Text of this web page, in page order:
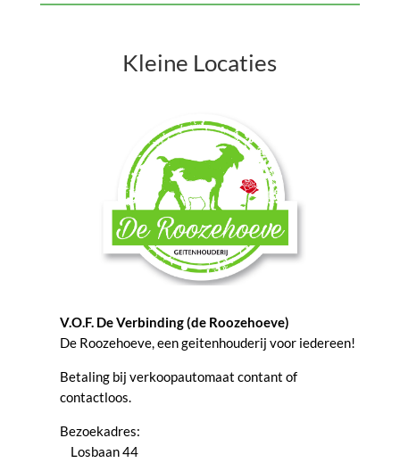
Kleine Locaties
V.O.F. De Verbinding (de Roozehoeve)
De Roozehoeve, een geitenhouderij voor iedereen!
Betaling bij verkoopautomaat contant of
contactloos.
Bezoekadres:
Losbaan 44